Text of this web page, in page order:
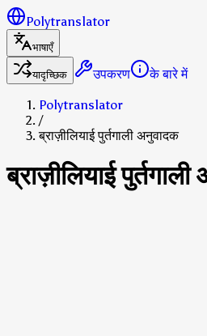
Polytranslator
भाषाएँ
यादृच्छिक
उपकरण
के बारे में
Polytranslator
/
ब्राज़ीलियाई पुर्तगाली अनुवादक
ब्राज़ीलियाई